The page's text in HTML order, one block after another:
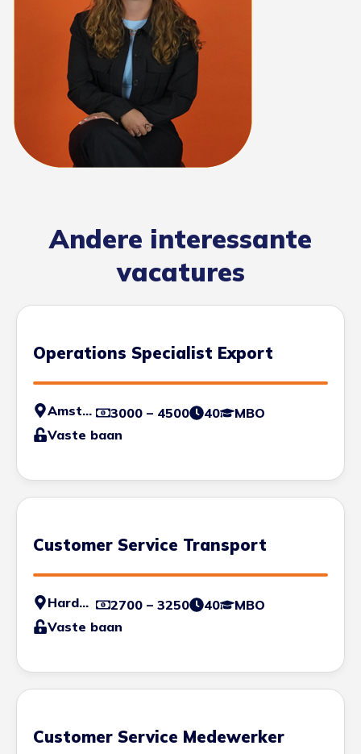
Andere interessante
vacatures
Operations Specialist Export
Amsterdam 3000 – 4500 40
MBO
Vaste baan
Customer Service Transport
Harderwijk 2700 – 3250 40
MBO
Vaste baan
Customer Service Medewerker